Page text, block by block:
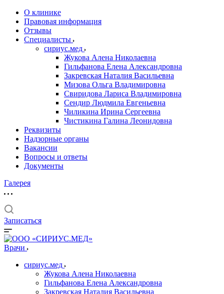
О клинике
Правовая информация
Отзывы
Специалисты
сириус.мед
Жукова Алена Николаевна
Гильфанова Елена Александровна
Закревская Наталия Васильевна
Мизова Ольга Владимировна
Свиридова Лариса Владимировна
Сендир Людмила Евгеньевна
Чиликина Ирина Сергеевна
Чистикина Галина Леонидовна
Реквизиты
Надзорные органы
Вакансии
Вопросы и ответы
Документы
Галерея
Записаться
Врачи
сириус.мед
Жукова Алена Николаевна
Гильфанова Елена Александровна
Закревская Наталия Васильевна